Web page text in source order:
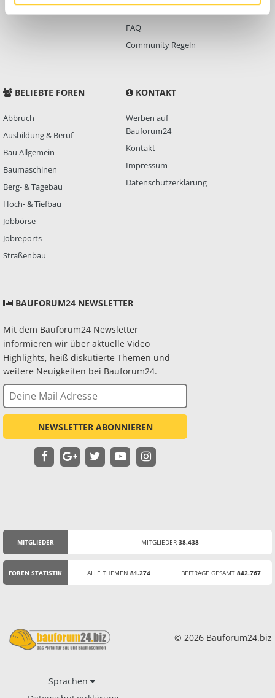
FAQ
Community Regeln
BELIEBTE FOREN
Abbruch
Ausbildung & Beruf
Bau Allgemein
Baumaschinen
Berg- & Tagebau
Hoch- & Tiefbau
Jobbörse
Jobreports
Straßenbau
KONTAKT
Werben auf
Bauforum24
Kontakt
Impressum
Datenschutzerklärung
BAUFORUM24 NEWSLETTER
Mit dem Bauforum24 Newsletter
informieren wir über aktuelle Video
Highlights, heiß diskutierte Themen und
weitere Neuigkeiten bei Bauforum24.
NEWSLETTER ABONNIEREN
MITGLIEDER MITGLIEDER 38.438
FOREN STATISTIK ALLE THEMEN 81.274 BEITRÄGE GESAMT 842.767
© 2026 Bauforum24.biz
Sprachen